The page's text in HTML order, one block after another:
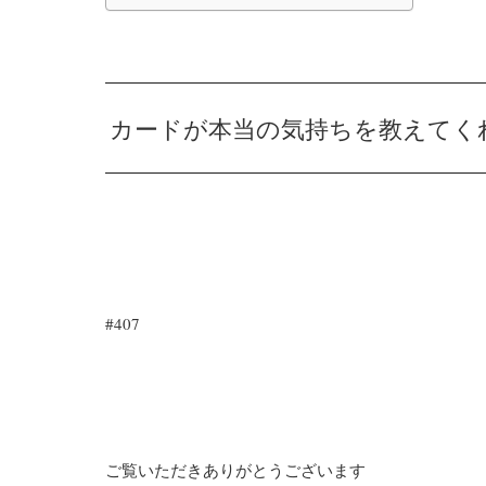
カードが本当の気持ちを教えてく
#407
ご覧いただきありがとうございます